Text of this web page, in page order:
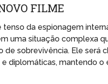
FILME
da espionagem
uma situação complexa
de sobrevivência. Ele será
diplomáticas, mantendo o